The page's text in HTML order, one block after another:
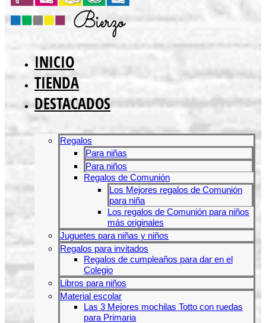
INICIO
TIENDA
DESTACADOS
Regalos
Para niñas
Para niños
Regalos de Comunión
Los Mejores regalos de Comunión
para niña
Los regalos de Comunión para niños
más originales
Juguetes para niñas y niños
Regalos para invitados
Regalos de cumpleaños para dar en el
Colegio
Libros para niños
Material escolar
Las 3 Mejores mochilas Totto con ruedas
para Primaria